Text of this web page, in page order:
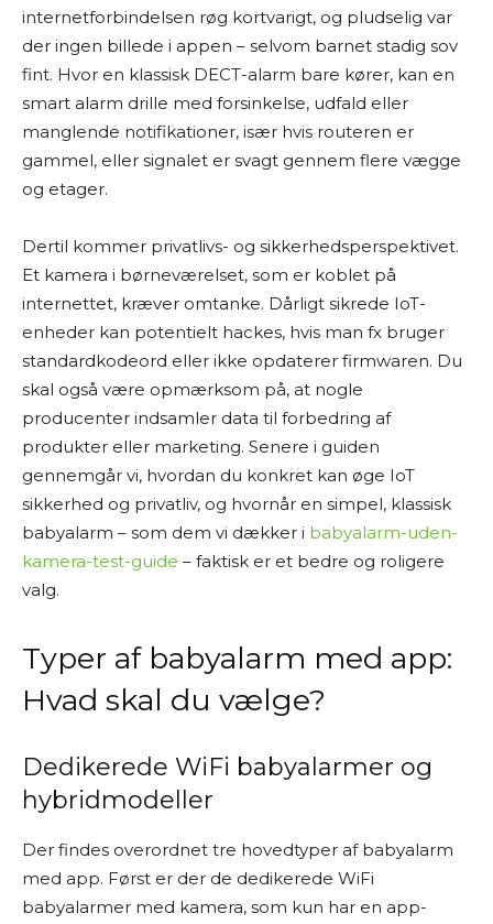
internetforbindelsen røg kortvarigt, og pludselig var
der ingen billede i appen – selvom barnet stadig sov
fint. Hvor en klassisk DECT-alarm bare kører, kan en
smart alarm drille med forsinkelse, udfald eller
manglende notifikationer, især hvis routeren er
gammel, eller signalet er svagt gennem flere vægge
og etager.
Dertil kommer privatlivs- og sikkerhedsperspektivet.
Et kamera i børneværelset, som er koblet på
internettet, kræver omtanke. Dårligt sikrede IoT-
enheder kan potentielt hackes, hvis man fx bruger
standardkodeord eller ikke opdaterer firmwaren. Du
skal også være opmærksom på, at nogle
producenter indsamler data til forbedring af
produkter eller marketing. Senere i guiden
gennemgår vi, hvordan du konkret kan øge IoT
sikkerhed og privatliv, og hvornår en simpel, klassisk
babyalarm – som dem vi dækker i babyalarm-uden-
kamera-test-guide – faktisk er et bedre og roligere
valg.
Typer af babyalarm med app:
Hvad skal du vælge?
Dedikerede WiFi babyalarmer og
hybridmodeller
Der findes overordnet tre hovedtyper af babyalarm
med app. Først er der de dedikerede WiFi
babyalarmer med kamera, som kun har en app-